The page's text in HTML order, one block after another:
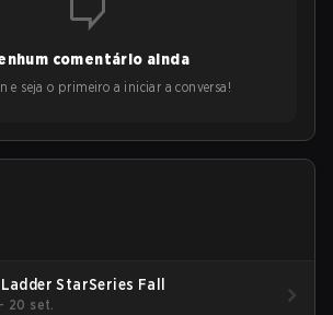
comentário ainda
e seja o primeiro a iniciar a conversa!
StarSeries Fall
20 set.